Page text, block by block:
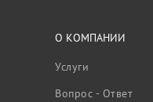
О КОМПАНИИ
Услуги
Вопрос - Ответ